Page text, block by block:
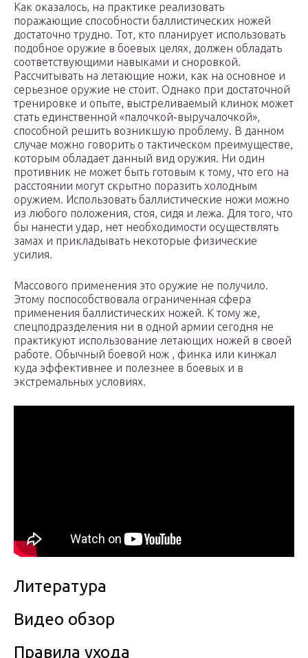
Как оказалось, на практике реализовать
поражающие способности баллистических ножей
достаточно трудно. Тот, кто планирует использовать
подобное оружие в боевых целях, должен обладать
соответствующими навыками и сноровкой.
Рассчитывать на летающие ножи, как на основное и
серьезное оружие не стоит. Однако при достаточной
тренировке и опыте, выстреливаемый клинок может
стать единственной «палочкой-выручалочкой»,
способной решить возникшую проблему. В данном
случае можно говорить о тактическом преимуществе,
которым обладает данный вид оружия. Ни один
противник не может быть готовым к тому, что его на
расстоянии могут скрытно поразить холодным
оружием. Использовать баллистические ножи можно
из любого положения, стоя, сидя и лежа. Для того, что
бы нанести удар, нет необходимости осуществлять
замах и прикладывать некоторые физические
усилия.
Массового применения это оружие не получило.
Этому поспособствовала ограниченная сфера
применения баллистических ножей. К тому же,
спецподразделения ни в одной армии сегодня не
практикуют использование летающих ножей в своей
работе. Обычный боевой нож , финка или кинжал
куда эффективнее и полезнее в боевых и в
экстремальных условиях.
Литература
Видео обзор
Правила ухода